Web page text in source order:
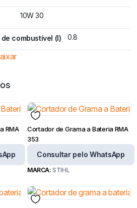
10W 30
combustível (l) 0.8
RMA
Cortador de Grama a Bateria RMA
353
Consultar pelo WhatsApp
MARCA:STIHL